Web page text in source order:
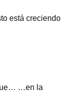
está creciendo
…en la